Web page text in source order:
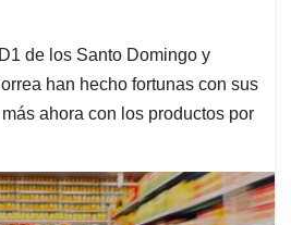
de los Santo Domingo y
han hecho fortunas con sus
ahora con los productos por